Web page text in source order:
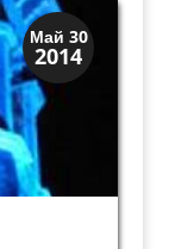
Май 30
2014